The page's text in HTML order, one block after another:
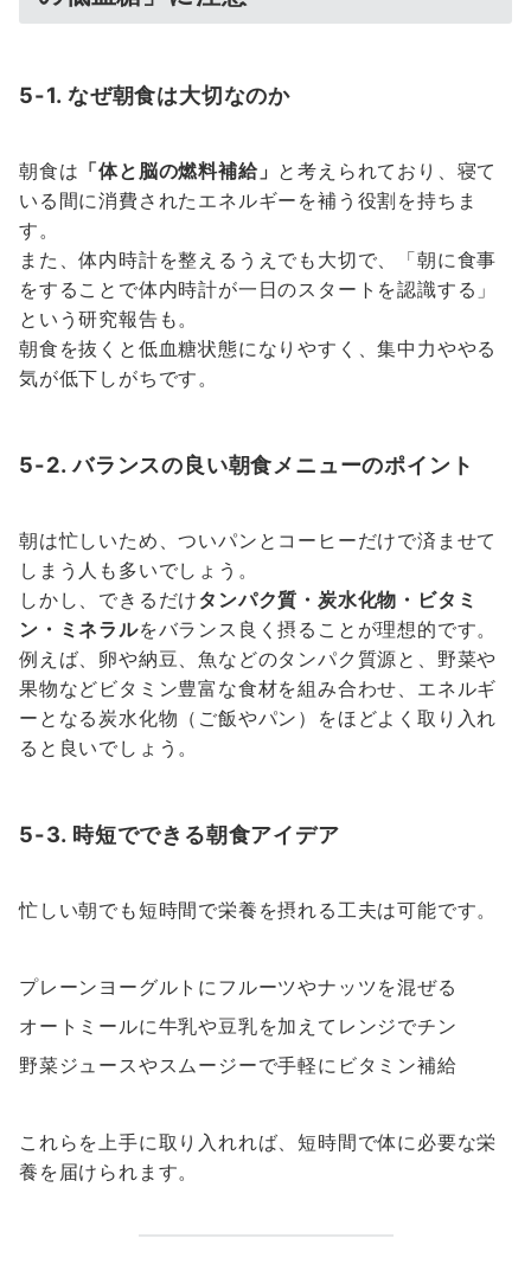
5-1. なぜ朝食は大切なのか
朝食は 「体と脳の燃料補給」 と考えられており、寝て
いる間に消費されたエネルギーを補う役割を持ちま
す。
また、体内時計を整えるうえでも大切で、「朝に食事
をすることで体内時計が一日のスタートを認識する」
という研究報告も。
朝食を抜くと低血糖状態になりやすく、集中力ややる
気が低下しがちです。
5-2. バランスの良い朝食メニューのポイント
朝は忙しいため、ついパンとコーヒーだけで済ませて
しまう人も多いでしょう。
しかし、できるだけタンパク質・炭水化物・ビタミ
ン・ミネラルをバランス良く摂ることが理想的です。
例えば、卵や納豆、魚などのタンパク質源と、野菜や
果物などビタミン豊富な食材を組み合わせ、エネルギ
ーとなる炭水化物（ご飯やパン）をほどよく取り入れ
ると良いでしょう。
5-3. 時短でできる朝食アイデア
忙しい朝でも短時間で栄養を摂れる工夫は可能です。
プレーンヨーグルトにフルーツやナッツを混ぜる
オートミールに牛乳や豆乳を加えてレンジでチン
野菜ジュースやスムージーで手軽にビタミン補給
これらを上手に取り入れれば、短時間で体に必要な栄
養を届けられます。